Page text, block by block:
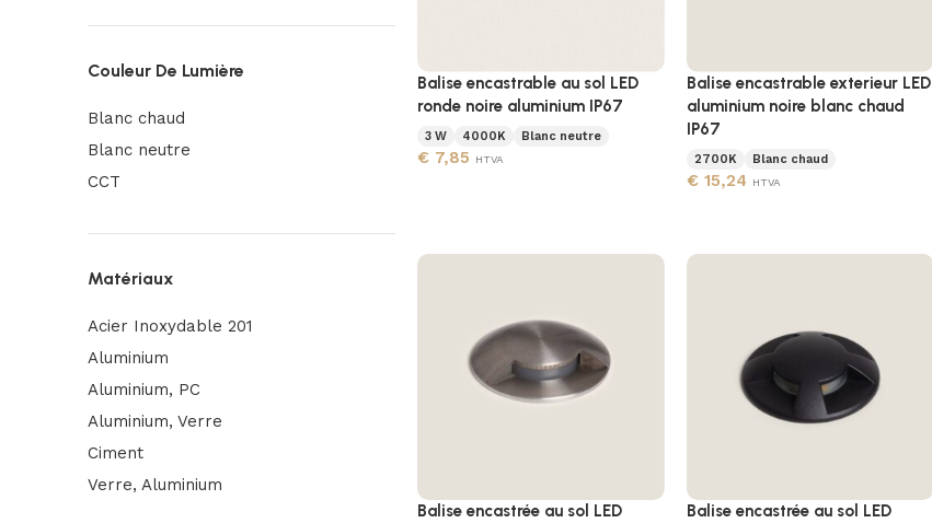
Couleur De Lumière
Blanc chaud
Blanc neutre
CCT
Matériaux
Acier Inoxydable 201
Aluminium
Aluminium, PC
Aluminium, Verre
Ciment
Verre, Aluminium
Balise encastrable au sol LED
ronde noire aluminium IP67
3 W 4000K Blanc neutre
€ 7,85 HTVA
Balise encastrable exterieur LED
aluminium noire blanc chaud
IP67
2700K Blanc chaud
€15,24 HTVA
Balise encastrée au sol LED
Balise encastrée au sol LED